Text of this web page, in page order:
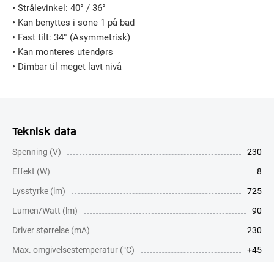
• Strålevinkel: 40° / 36°
• Kan benyttes i sone 1 på bad
• Fast tilt: 34° (Asymmetrisk)
• Kan monteres utendørs
• Dimbar til meget lavt nivå
Teknisk data
Spenning (V)
230
Effekt (W)
8
Lysstyrke (lm)
725
Lumen/Watt (lm)
90
Driver størrelse (mA)
230
Max. omgivelsestemperatur (°C)
+45